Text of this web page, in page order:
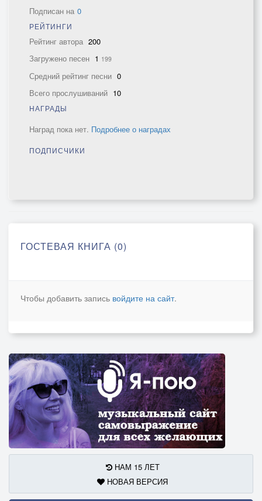
Подписан на 0
РЕЙТИНГИ
Рейтинг автора 200
Загружено песен 1 199
Средний рейтинг песни 0
Всего прослушиваний 10
НАГРАДЫ
Наград пока нет. Подробнее о наградах
ПОДПИСЧИКИ
ГОСТЕВАЯ КНИГА (0)
Чтобы добавить запись войдите на сайт.
НАМ 15 ЛЕТ
НОВАЯ ВЕРСИЯ